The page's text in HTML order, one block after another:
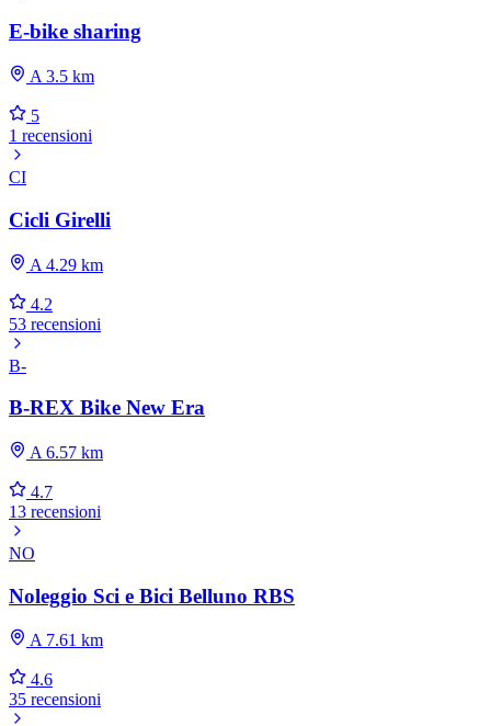
E-bike sharing
A 3.5 km
5
1 recensioni
CI
Cicli Girelli
A 4.29 km
4.2
53 recensioni
B-
B-REX Bike New Era
A 6.57 km
4.7
13 recensioni
NO
Noleggio Sci e Bici Belluno RBS
A 7.61 km
4.6
35 recensioni